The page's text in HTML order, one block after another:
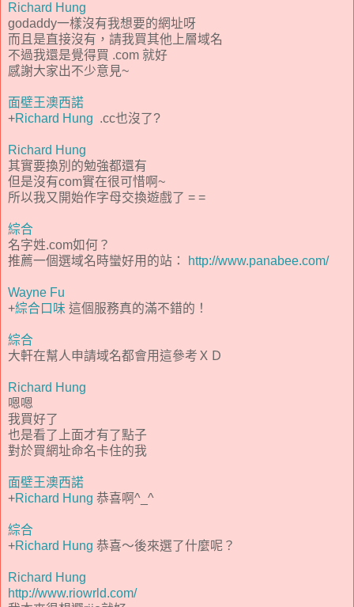
Richard Hung
godaddy一樣沒有我想要的網址呀
而且是直接沒有，請我買其他上層域名
不過我還是覺得買 .com 就好
感謝大家出不少意見~
面壁王澳西諾
+Richard Hung .cc也沒了?
Richard Hung
其實要換別的勉強都還有
但是沒有com實在很可惜啊~
所以我又開始作字母交換遊戲了 = =
綜合
名字姓.com如何？
推薦一個選域名時蠻好用的站：
http://www.panabee.com/
Wayne Fu
+綜合口味 這個服務真的滿不錯的！
綜合
大軒在幫人申請域名都會用這參考ＸＤ
Richard Hung
嗯嗯
我買好了
也是看了上面才有了點子
對於買網址命名卡住的我
面壁王澳西諾
+Richard Hung 恭喜啊^_^
綜合
+Richard Hung 恭喜～後來選了什麼呢？
Richard Hung
http://www.riowrld.com/